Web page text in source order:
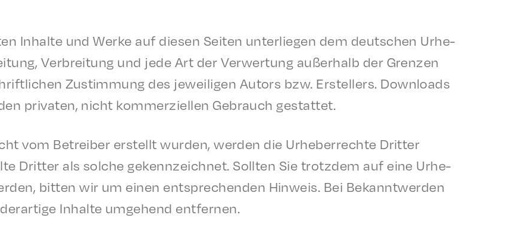
Inhalte und Werke auf diesen Seit­en unter­liegen dem deutschen Urhe­
Verbre­itung und jede Art der Verw­er­tung außer­halb der Gren­zen
Zustim­mung des jeweili­gen Autors bzw. Erstellers. Down­loads
privat­en, nicht kommerziellen Gebrauch gestattet.
vom Betreiber erstellt wurden, werden die Urhe­ber­rechte Drit­ter
Drit­ter als solche gekennze­ich­net. Soll­ten Sie trotz­dem auf eine Urhe­
bitten wir um einen entsprechen­den Hinweis. Bei Bekan­ntwer­den
Inhalte umge­hend entfernen.